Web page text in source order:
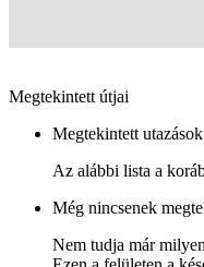
Megtekintett útjai
Megtekintett utazások
Az alábbi lista a
Még nincsenek
Nem tudja már